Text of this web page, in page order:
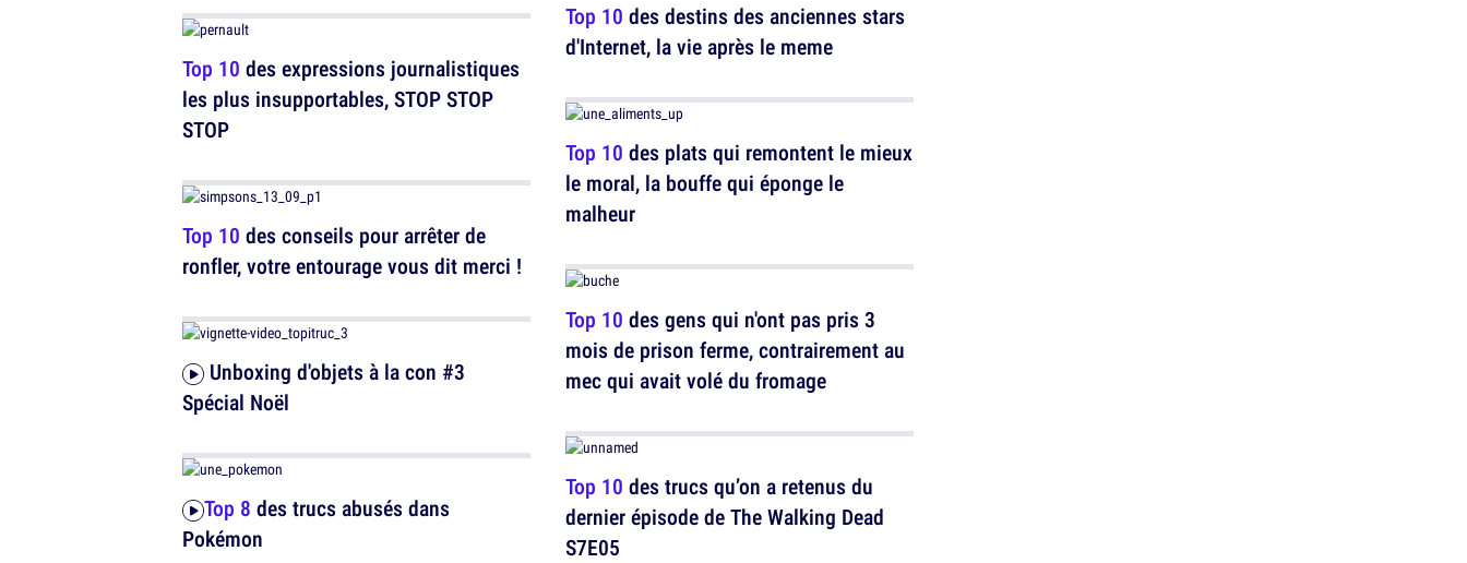
Top 10 des expressions journalistiques
les plus insupportables, STOP STOP
STOP
Top 10 des conseils pour arrêter de
ronfler, votre entourage vous dit merci !
Spécial Noël
Top 8 des trucs abusés dans
Pokémon
Top 10 des destins des anciennes stars
d'Internet, la vie après le meme
Top 10 des plats qui remontent le mieux
le moral, la bouffe qui éponge le
malheur
Top 10 des gens qui n'ont pas pris 3
mois de prison ferme, contrairement au
mec qui avait volé du fromage
Top 10 des trucs qu’on a retenus du
dernier épisode de The Walking Dead
S7E05